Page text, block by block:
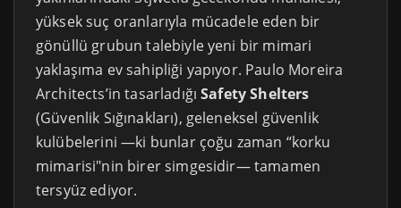
yüksek suç oranlarıyla mücadele eden bir
gönüllü grubun talebiyle yeni bir mimari
yaklaşıma ev sahipliği yapıyor. Paulo Moreira
Architects’in tasarladığıSafety Shelters
(Güvenlik Sığınakları), geleneksel güvenlik
kulübelerini —ki bunlar çoğu zaman “korku
mimarisi"nin birer simgesidir— tamamen
tersyüz ediyor.